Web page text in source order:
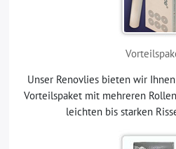
Unser Renovlies bieten wir
Vorteilspaket mit mehreren
leichten bis starken